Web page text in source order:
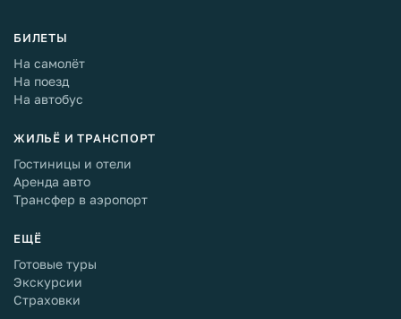
БИЛЕТЫ
На самолёт
На поезд
На автобус
ЖИЛЬЁ И ТРАНСПОРТ
Гостиницы и отели
Аренда авто
Трансфер в аэропорт
ЕЩЁ
Готовые туры
Экскурсии
Страховки